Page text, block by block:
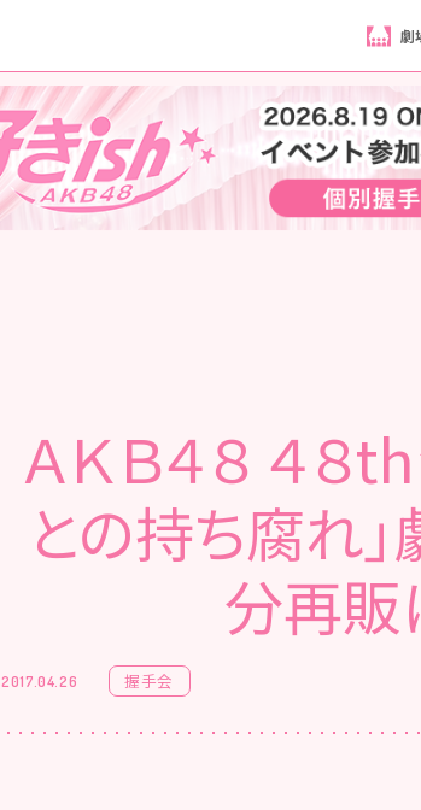
劇
ＡＫＢ４８ ４８
との持ち腐れ
分再販
2017.04.26 握手会